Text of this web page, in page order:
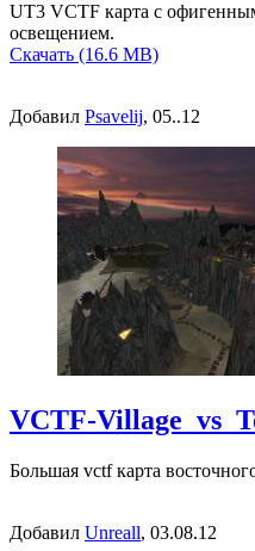
UT3 VCTF карта с
освещением.
Скачать (16.6 MB)
Добавил Psavelij, 05..12
VCTF-
Большая vctf карта
Добавил Unreall, 03.08.12